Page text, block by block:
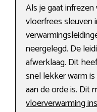
Als je gaat
vloerfrees sleuven
neergelegd. De
afwerklaag. Dit
snel lekker warm
aan de orde is. Dit
vloerverwarming